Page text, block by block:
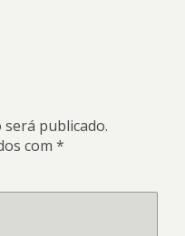
será publicado.
com *